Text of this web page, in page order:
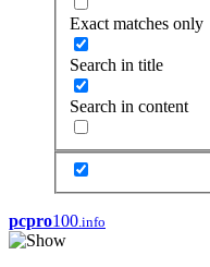
Exact matches only
Search in title
Search in content
pcpro100.info